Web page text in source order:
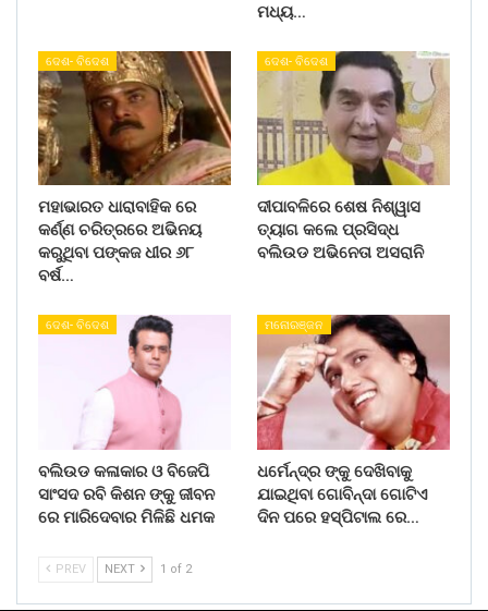
ମଧ୍ୟ…
ଦେଶ- ବିଦେଶ
ମହାଭାରତ ଧାରାବାହିକ ରେ
କର୍ଣ୍ଣ ଚରିତ୍ରରେ ଅଭିନୟ
କରୁଥିବା ପଙ୍କଜ ଧୀର ୬୮
ବର୍ଷ…
ଦେଶ- ବିଦେଶ
ଦୀପାବଳିରେ ଶେଷ ନିଶ୍ୱାସ
ତ୍ୟାଗ କଲେ ପ୍ରସିଦ୍ଧ
ବଲିଉଡ ଅଭିନେତା ଅସରାନି
ଦେଶ- ବିଦେଶ
ବଲିଉଡ କଳାକାର ଓ ବିଜେପି
ସାଂସଦ ରବି କିଶନ ଙ୍କୁ ଜୀବନ
ରେ ମାରିଦେବାର ମିଳିଛି ଧମକ
ମନୋରଞ୍ଜନ
ଧର୍ମେନ୍ଦ୍ର ଙ୍କୁ ଦେଖିବାକୁ
ଯାଇଥିବା ଗୋବିନ୍ଦା ଗୋଟିଏ
ଦିନ ପରେ ହସ୍ପିଟାଲ ରେ…
PREV NEXT 1 of 2